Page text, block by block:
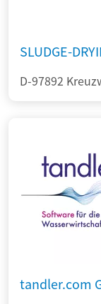
SLUDGE-
D-97892
tandler.com